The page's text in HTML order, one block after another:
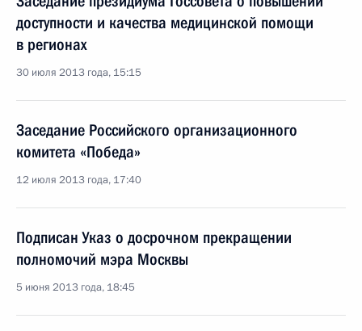
доступности и качества медицинской помощи
в регионах
30 июля 2013 года, 15:15
Заседание Российского организационного
комитета «Победа»
12 июля 2013 года, 17:40
Подписан Указ о досрочном прекращении
полномочий мэра Москвы
5 июня 2013 года, 18:45